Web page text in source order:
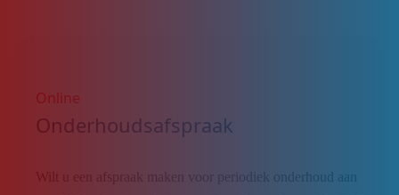
Online
Onderhoudsafspraak
Wilt u een afspraak maken voor periodiek onderhoud aan